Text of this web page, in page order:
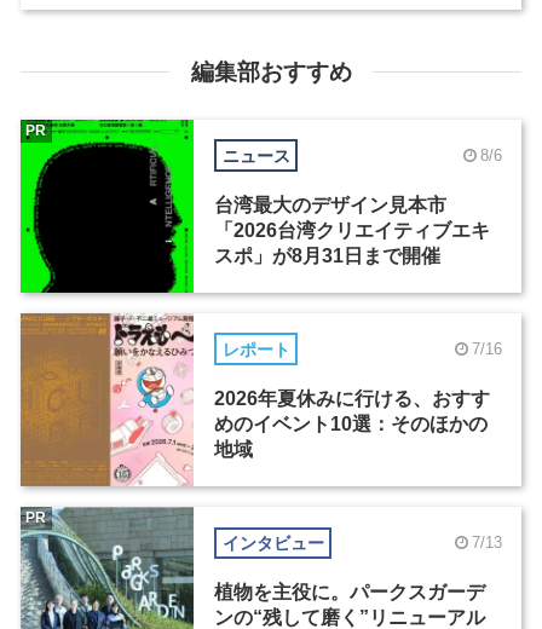
編集部おすすめ
ニュース 8/6
台湾最大のデザイン見本市
「2026台湾クリエイティブエキ
スポ」が8月31日まで開催
PR
レポート 7/16
2026年夏休みに行ける、おすす
めのイベント10選：そのほかの
地域
インタビュー 7/13
植物を主役に。パークスガーデ
ンの“残して磨く”リニューアル
PR